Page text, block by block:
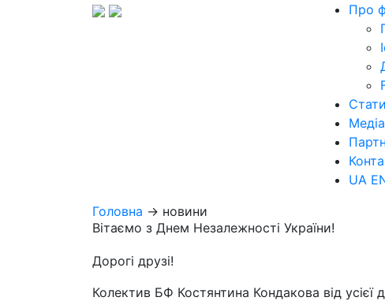
Про
UA
Головна → новини
Вітаємо з Днем Незалежності України!
Дорогі друзі!
Колектив БФ Костянтина Кондакова від